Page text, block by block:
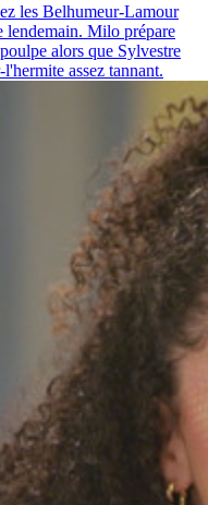
les Belhumeur-Lamour
lendemain. Milo prépare
alors que Sylvestre
assez tannant.